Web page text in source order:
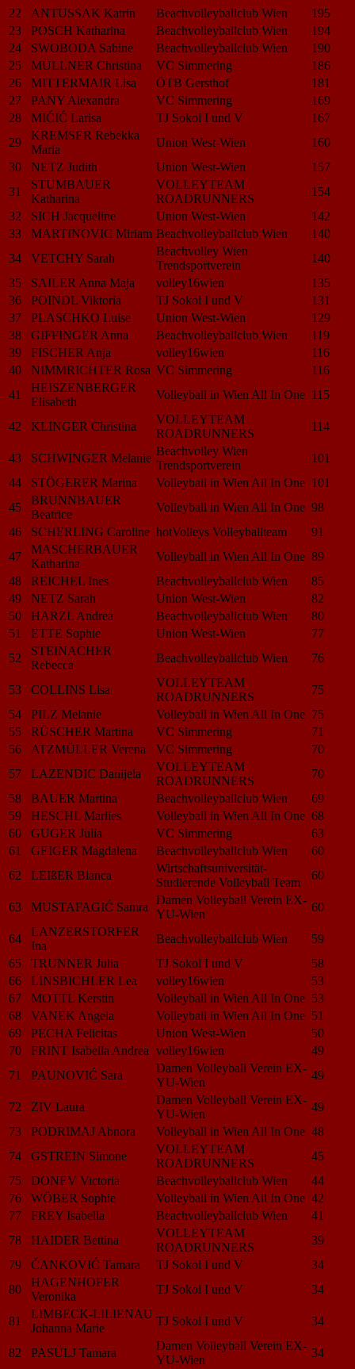
22
ANTUSSAK Katrin Beachvolleyballclub Wien
195
23
POSCH Katharina Beachvolleyballclub Wien
194
24
SWOBODA Sabine Beachvolleyballclub Wien
190
25
MÜLLNER Christina VC Simmering
186
26
MITTERMAIR Lisa ÖTB Gersthof
181
27
PANY Alexandra VC Simmering
169
28
MIĆIĆ Larisa TJ Sokol I und V
167
29
KREMSER Rebekka
Maria
Union West-Wien
160
30
NETZ Judith Union West-Wien
157
31
STUMBAUER
Katharina
VOLLEYTEAM
ROADRUNNERS
154
32
SICH Jacqueline Union West-Wien
142
33
MARTINOVIC Miriam Beachvolleyballclub Wien
140
34
VETCHY Sarah
Beachvolley Wien
Trendsportverein
140
35
SAILER Anna Maja volley16wien
135
36
POINDL Viktoria TJ Sokol I und V
131
37
PLASCHKO Luise Union West-Wien
129
38
GIFFINGER Anna Beachvolleyballclub Wien
119
39
FISCHER Anja volley16wien
116
40
NIMMRICHTER Rosa VC Simmering
116
41
HEISZENBERGER
Elisabeth
Volleyball in Wien All In One 115
42 KLINGER Christina
VOLLEYTEAM
ROADRUNNERS
114
43 SCHWINGER Melanie
Beachvolley Wien
Trendsportverein
101
44
STÖGERER Marina Volleyball in Wien All In One 101
45
BRUNNBAUER
Beatrice
Volleyball in Wien All In One 98
46
SCHERLING Caroline hotVolleys Volleyballteam
91
47
MASCHERBAUER
Katharina
Volleyball in Wien All In One 89
48
REICHEL Ines Beachvolleyballclub Wien
85
49
NETZ Sarah Union West-Wien
82
50
HARZL Andrea Beachvolleyballclub Wien
80
51
ETTE Sophie Union West-Wien
77
52
STEINACHER
Rebecca
Beachvolleyballclub Wien 76
53 COLLINS Lisa
VOLLEYTEAM
ROADRUNNERS
75
54
PILZ Melanie Volleyball in Wien All In One 75
55
RÜSCHER Martina VC Simmering
71
56
ATZMÜLLER Verena VC Simmering
70
57
LAZENDIC Danijela
VOLLEYTEAM
ROADRUNNERS
70
58
BAUER Martina Beachvolleyballclub Wien
69
59
HESCHL Marlies Volleyball in Wien All In One 68
60
GUGER Julia VC Simmering
63
61
GEIGER Magdalena Beachvolleyballclub Wien
60
62
LEIßER Bianca
Wirtschaftsuniversität-
Studierende Volleyball Team
60
63 MUSTAFAGIĆ Samra
Damen Volleyball Verein EX-
YU-Wien
60
64
LANZERSTORFER
Ina
Beachvolleyballclub Wien
59
65
TRUNNER Julia TJ Sokol I und V
58
66
LINSBICHLER Lea volley16wien
53
67
MOTTL Kerstin Volleyball in Wien All In One 53
68
VANEK Angela Volleyball in Wien All In One 51
69
PECHA Felicitas Union West-Wien
50
70
FRINT Isabella Andrea volley16wien
49
71
PAUNOVIĆ Sara
Damen Volleyball Verein EX-
YU-Wien
49
72 ZIV Laura
Damen Volleyball Verein EX-
YU-Wien
49
73
PODRIMAJ Abnora Volleyball in Wien All In One 48
74
GSTREIN Simone
VOLLEYTEAM
ROADRUNNERS
45
75
DONEV Victoria Beachvolleyballclub Wien
44
76
WÖBER Sophie Volleyball in Wien All In One 42
77
FREY Isabella Beachvolleyballclub Wien
41
78
HAIDER Bettina
VOLLEYTEAM
ROADRUNNERS
39
79
ČANKOVIĆ Tamara TJ Sokol I und V
34
80
HAGENHOFER
Veronika
TJ Sokol I und V 34
81
LIMBECK-LILIENAU
Johanna Marie
TJ Sokol I und V 34
82 PASULJ Tamara
Damen Volleyball Verein EX-
YU-Wien
34